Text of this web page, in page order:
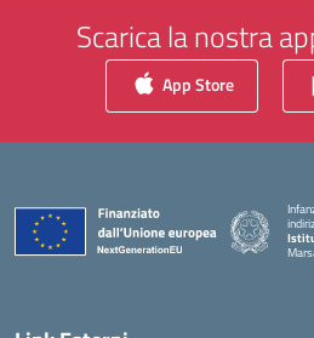
Scarica la nostra
App Store